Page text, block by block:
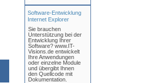
Software-Entwicklung
Internet Explorer
Sie brauchen
Unterstützung bei der
Entwicklung Ihrer
Software? www.IT-
Visions.de entwickelt
Ihre Anwendungen
oder einzelne Module
und übergibt Ihnen
den Quellcode mit
Dokumentation.